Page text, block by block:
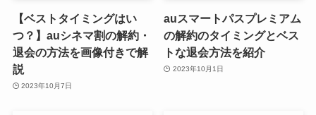
【ベストタイミングはい
つ？】auシネマ割の解約・
退会の方法を画像付きで解
説
2023年10月7日
auスマートパスプレミアム
の解約のタイミングとベス
トな退会方法を紹介
2023年10月1日